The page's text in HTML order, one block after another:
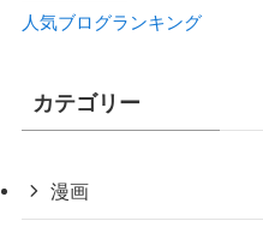
人気ブログランキング
カテゴリー
漫画